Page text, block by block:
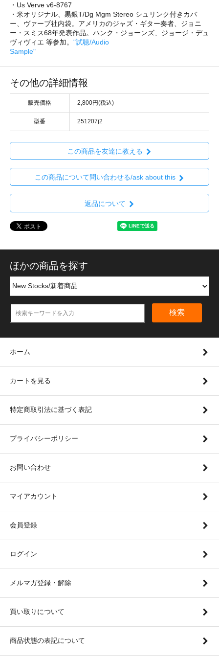
・Us Verve v6-8767
・米オリジナル、黒銀T/Dg Mgm Stereo シュリンク付きカバ
ー、ヴァーブ社内袋。アメリカのジャズ・ギター奏者、ジョニ
ー・スミス68年発表作品。ハンク・ジョーンズ、ジョージ・デュ
ヴィヴィエ 等参加。 "試聴/Audio
Sample"
その他の詳細情報
販売価格 2,800円(税込)
型番 251207j2
この商品を友達に教える
この商品について問い合わせる/ask about this
返品について
ほかの商品を探す
検索
ホーム
カートを見る
特定商取引法に基づく表記
プライバシーポリシー
お問い合わせ
マイアカウント
会員登録
ログイン
メルマガ登録・解除
買い取りについて
商品状態の表記について